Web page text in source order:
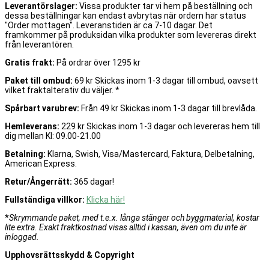
Leverantörslager: Vissa produkter tar vi hem på beställning och
dessa beställningar kan endast avbrytas när ordern har status
"Order mottagen". Leveranstiden är ca 7-10 dagar. Det
framkommer på produksidan vilka produkter som levereras direkt
från leverantören.
Gratis frakt: På ordrar över 1295 kr
Paket till ombud: 69 kr Skickas inom 1-3 dagar till ombud, oavsett
vilket fraktalterativ du väljer. *
Spårbart varubrev: Från 49 kr Skickas inom 1-3 dagar till brevlåda.
Hemleverans: 229 kr Skickas inom 1-3 dagar och levereras hem till
dig mellan Kl: 09.00-21.00
Betalning: Klarna, Swish, Visa/Mastercard, Faktura, Delbetalning,
American Express.
Retur/Ångerrätt: 365 dagar!
Fullständiga villkor: Klicka här!
*Skrymmande paket, med t.e.x. långa stänger och byggmaterial, kostar
lite extra. Exakt fraktkostnad visas alltid i kassan, även om du inte är
inloggad.
Upphovsrättsskydd & Copyright